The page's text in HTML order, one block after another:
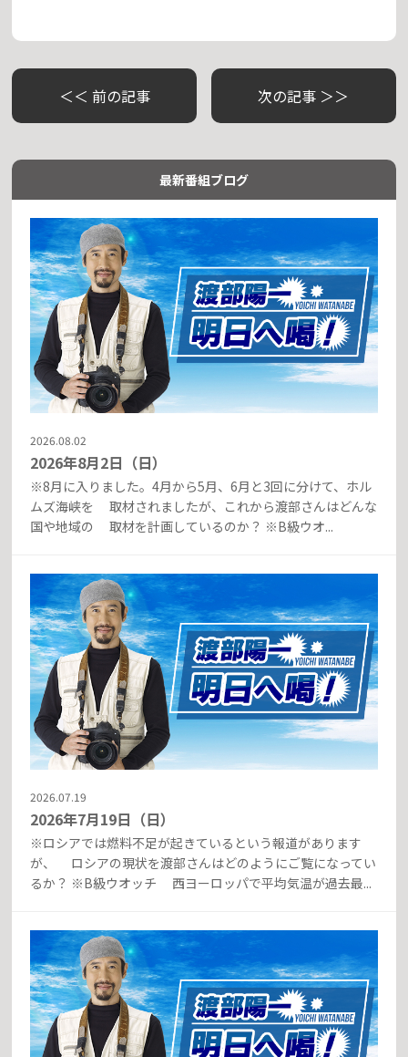
＜＜ 前の記事 次の記事 ＞＞
最新番組ブログ
2026.08.02
2026年8月2日（日）
※8月に入りました。4月から5月、6月と3回に分けて、ホル
ムズ海峡を 取材されましたが、これから渡部さんはどんな
国や地域の 取材を計画しているのか？ ※B級ウオ...
2026.07.19
2026年7月19日（日）
※ロシアでは燃料不足が起きているという報道があります
が、 ロシアの現状を渡部さんはどのようにご覧になってい
るか？ ※B級ウオッチ 西ヨーロッパで平均気温が過去最...